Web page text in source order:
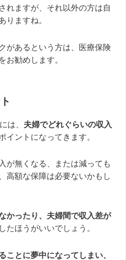
れますが、それ以外の方は自
りますね。
があるという方は、医療保険
お勧めします。
は、 夫婦でどれぐらいの収入
イントになってきます。
が無くなる、または減っても
高額な保障は必要ないかもし
かったり、夫婦間で収入差が
たほうがいいでしょう。
ことに夢中になってしまい、